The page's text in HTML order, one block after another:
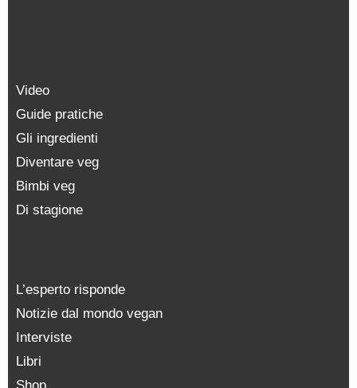
Video
Guide pratiche
Gli ingredienti
Diventare veg
Bimbi veg
Di stagione
L’esperto risponde
Notizie dal mondo vegan
Interviste
Libri